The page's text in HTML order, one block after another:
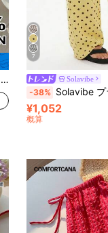
7
Solavibe
-38% Solavibe プラスサイズ ポルカド
¥1,052
概算